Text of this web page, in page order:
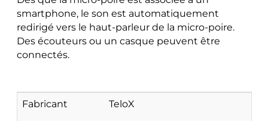
smartphone, le son est automatiquement
redirigé vers le haut-parleur de la micro-poire.
Des écouteurs ou un casque peuvent être
connectés.
Fabricant TeloX